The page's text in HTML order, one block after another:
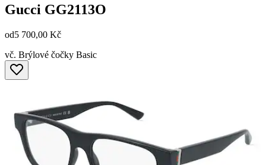
Gucci GG2113O
od5 700,00 Kč
vč. Brýlové čočky Basic